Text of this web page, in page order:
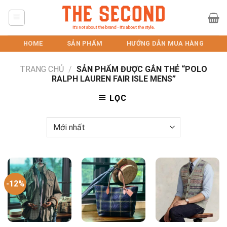
HOME SẢN PHẨM HƯỚNG DẪN MUA HÀNG
TRANG CHỦ / SẢN PHẨM ĐƯỢC GẮN THẺ “POLO
RALPH LAUREN FAIR ISLE MENS”
LỌC
-12%